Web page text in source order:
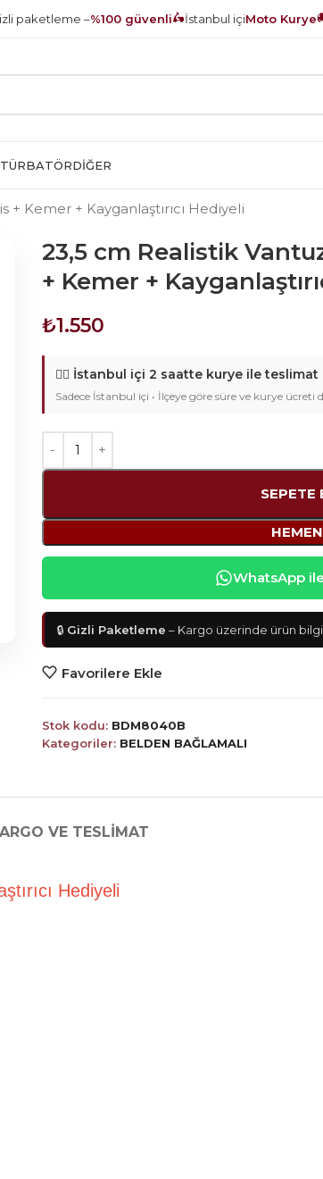
paketleme –%100 güvenli🛵İstanbul içiMoto Kurye
DIĞER
Kemer + Kayganlaştırıcı Hediyeli
23,5 cm Realistik
+ Kemer +
₺1.550
🚴‍♂️ İstanbul içi 2 saatte kurye ile teslimat
Sadece İstanbul içi • İlçeye göre süre ve kurye ücreti
SEPETE
WhatsApp
🔒 Gizli Paketleme – Kargo üzerinde ürün
Favorilere Ekle
Stok kodu: BDM8040B
Kategoriler: BELDEN BAĞLAMALI
VE TESLIMAT
Hediyeli